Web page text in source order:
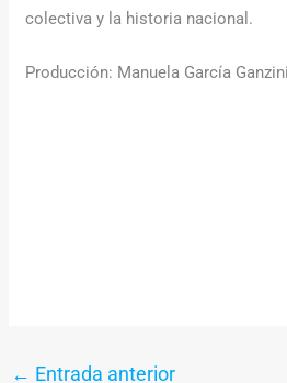
colectiva y la historia nacional.
Producción: Manuela García
← Entrada anterior